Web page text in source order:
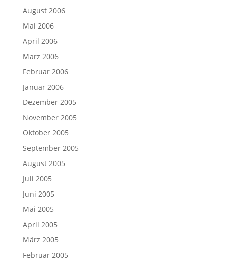
August 2006
Mai 2006
April 2006
März 2006
Februar 2006
Januar 2006
Dezember 2005
November 2005
Oktober 2005
September 2005
August 2005
Juli 2005
Juni 2005
Mai 2005
April 2005
März 2005
Februar 2005